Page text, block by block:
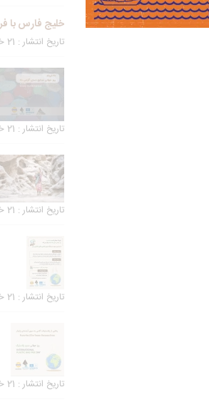
خلیج فارس با
تاریخ انتشار : 21 خرداد 1403
تاریخ انتشار : 21 خرداد 1403
تاریخ انتشار : 21 خرداد 1403
تاریخ انتشار : 21 خرداد 1403
تاریخ انتشار : 21 خرداد 1403